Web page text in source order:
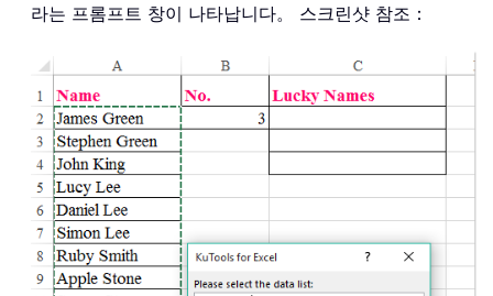
라는 프롬프트 창이 나타납니다。 스크린샷 참조：